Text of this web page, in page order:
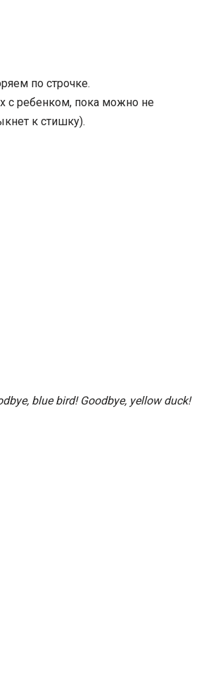
по строчке.
с ребенком, пока можно не
к стишку).
blue bird! Goodbye, yellow duck!